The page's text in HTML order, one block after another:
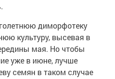
диморфотеку
культуру, высевая в
мая. Но чтобы
уже в июне, лучше
семян в таком случае